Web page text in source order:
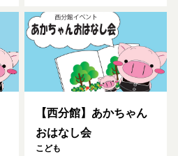
【西分館】あかちゃん
おはなし会
こども